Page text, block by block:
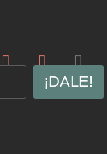
¡DALE!